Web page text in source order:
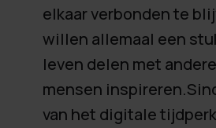
elkaar verbonden te
willen allemaal een
leven delen met
mensen
van het digitale